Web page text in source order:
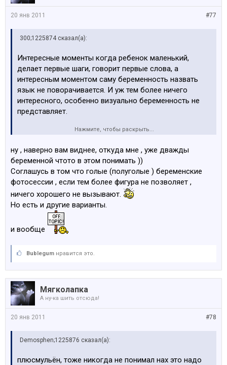
#77
20 янв 2011
300;1225874 сказал(а):
Интересные моменты когда ребенок маленький,
делает первые шаги, говорит первые слова, а
интересным моментом саму беременность назвать
язык не поворачивается. И уж тем более ничего
интересного, особенно визуально беременность не
представляет.
Фото в купальнике девушки с хорошей фигуркой
простите....и уж поверьте не захочется ни вам ни
вашему спутнику больше никогда такие фотографии
смотреть, захочется быстрее восстановить фигурку и
уделять внимание малышу.
Нажмите, чтобы раскрыть...
ну , наверно вам виднее, откуда мне , уже дважды
беременной чтото в этом понимать ))
Соглашусь в том что голые (полуголые ) беременские
фотосессии , если тем более фигура не позволяет ,
ничего хорошего не вызывают.
Но есть и другие варианты.
и вообще
Bublegum нравится это.
Мягколапка
А ну-ка шить отсюда!
#78
20 янв 2011
Demosphen;1225876 сказал(а):
плюсмульён, тоже никогда не понимал нах это надо